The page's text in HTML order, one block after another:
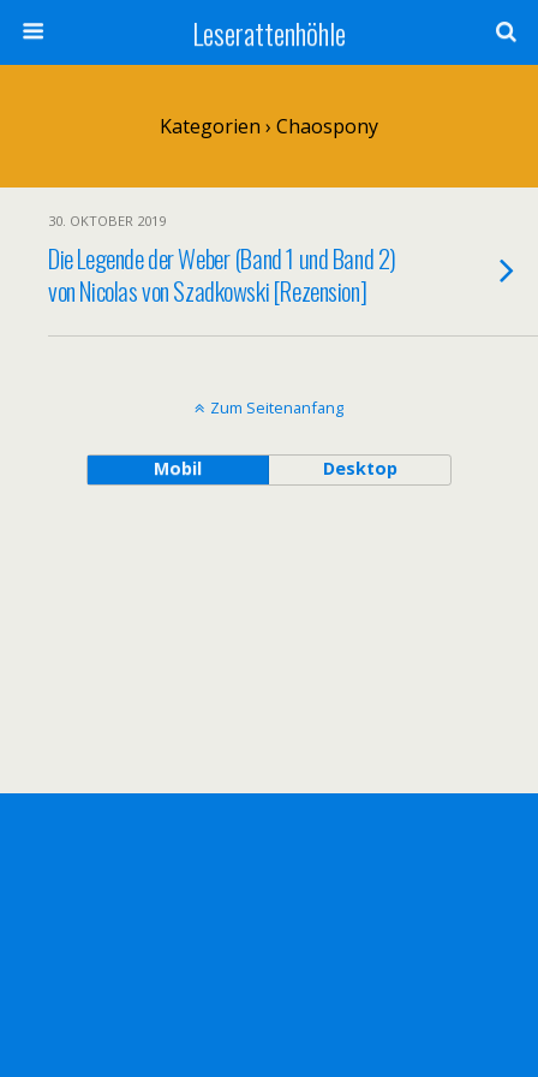
Leserattenhöhle
Kategorien › Chaospony
30. OKTOBER 2019
Die Legende der Weber (Band 1 und Band 2)
von Nicolas von Szadkowski [Rezension]
Zum Seitenanfang
Mobil Desktop